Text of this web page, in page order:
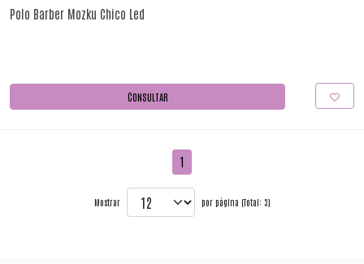
Polo Barber Mozku Chico Led
CONSULTAR
1
Mostrar por página (Total: 3)